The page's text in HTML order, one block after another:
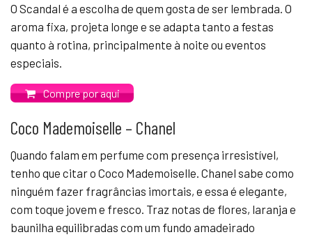
O Scandal é a escolha de quem gosta de ser lembrada. O
aroma fixa, projeta longe e se adapta tanto a festas
quanto à rotina, principalmente à noite ou eventos
especiais.
Compre por aqui
Coco Mademoiselle – Chanel
Quando falam em perfume com presença irresistível,
tenho que citar o Coco Mademoiselle. Chanel sabe como
ninguém fazer fragrâncias imortais, e essa é elegante,
com toque jovem e fresco. Traz notas de flores, laranja e
baunilha equilibradas com um fundo amadeirado